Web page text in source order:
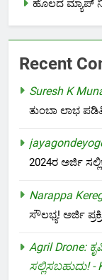
ಹೊಲದ ಮ್ಯಾಪ್
Recent
Suresh K
ತುಂಬಾ ಲಾಭ
2024ರ ಅರ್ಜಿ
Narappa
ಸೌಲಭ್ಯ! ಅರ್ಜಿ
Agril Drone:
ಸಲ್ಲಿಸಬಹುದು! -